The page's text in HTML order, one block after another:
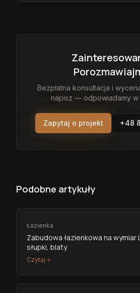
Bezpłatna konsultacja i
napisz — odpowiadamy w
Zapytaj o projekt +48
Podobne artykuły
Łazienka
Zabudowa łazienkowa na wymiar
słupki, blaty
Czytaj